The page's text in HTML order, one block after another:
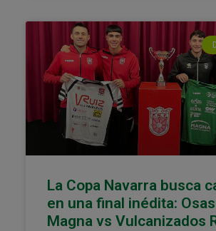
La Copa Navarra busca
en una final inédita:
Magna vs Vulcanizados